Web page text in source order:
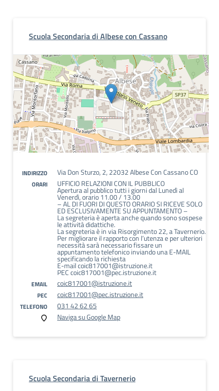
Scuola Secondaria di Albese con Cassano
INDIRIZZO Via Don Sturzo, 2, 22032 Albese Con Cassano CO
ORARI UFFICIO RELAZIONI CON IL PUBBLICO
Apertura al pubblico tutti i giorni dal Lunedì al
Venerdì, orario 11.00 / 13.00
– AL DI FUORI DI QUESTO ORARIO SI RICEVE SOLO
ED ESCLUSIVAMENTE SU APPUNTAMENTO –
La segreteria è aperta anche quando sono sospese
le attività didattiche.
La segreteria è in via Risorgimento 22, a Tavernerio.
Per migliorare il rapporto con l’utenza e per ulteriori
necessità sarà necessario fissare un
appuntamento telefonico inviando una E-MAIL
specificando la richiesta
E-mail coic817001@istruzione.it
PEC coic817001@pec.istruzione.it
EMAIL coic817001@istruzione.it
PEC coic817001@pec.istruzione.it
TELEFONO
031 42 62 65
Naviga su Google Map
Scuola Secondaria di Tavernerio